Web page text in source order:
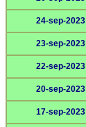
24-sep-2023
23-sep-2023
22-sep-2023
20-sep-2023
17-sep-2023